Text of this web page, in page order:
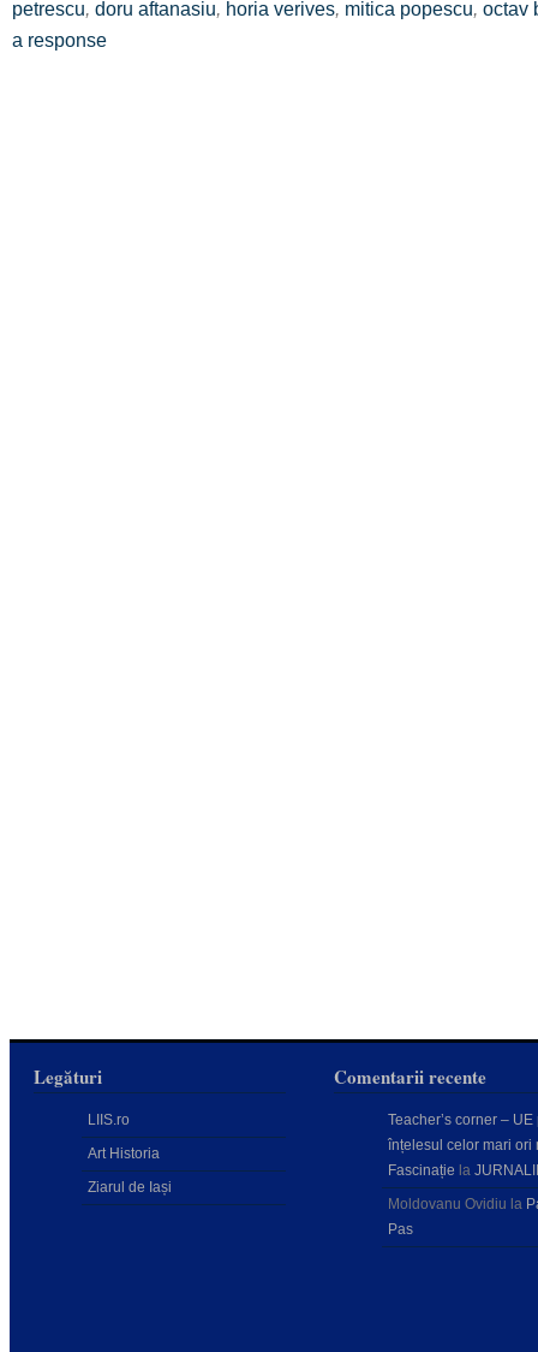
petrescu, doru aftanasiu, horia verives, mitica popescu, octav
a response
Legături
LIIS.ro
Art Historia
Ziarul de Iași
Comentarii recente
Teacher’s corner – UE
înțelesul celor mari ori
Fascinație la
Moldovanu Ovidiu la
Pas